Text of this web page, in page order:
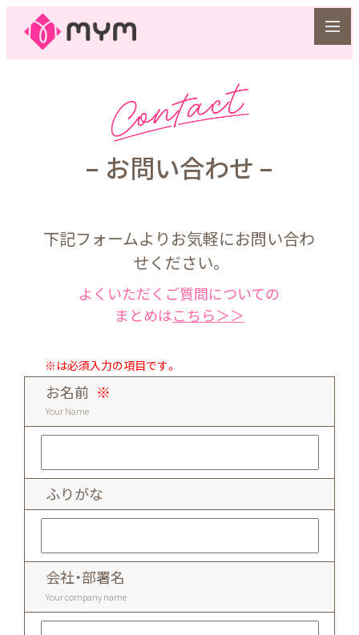
– お問い合わせ –
下記フォームよりお気軽にお問い合わ
せください。
よくいただくご質問についての
まとめはこちら＞＞
※は必須入力の項目です。
お名前 ※
Your Name
ふりがな
会社・部署名
Your company name